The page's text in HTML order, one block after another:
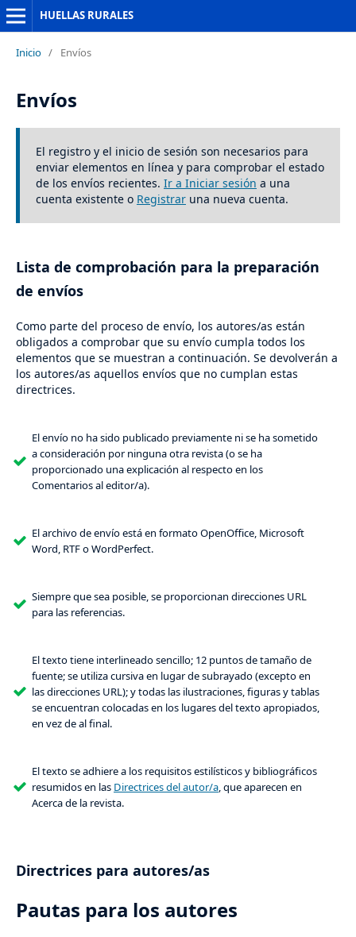
HUELLAS RURALES
Inicio / Envíos
Envíos
El registro y el inicio de sesión son necesarios para
enviar elementos en línea y para comprobar el estado
de los envíos recientes. Ir a Iniciar sesión a una
cuenta existente o Registraruna nueva cuenta.
Lista de comprobación para la preparación
de envíos
Como parte del proceso de envío, los autores/as están
obligados a comprobar que su envío cumpla todos los
elementos que se muestran a continuación. Se devolverán a
los autores/as aquellos envíos que no cumplan estas
directrices.
El envío no ha sido publicado previamente ni se ha sometido
a consideración por ninguna otra revista (o se ha
proporcionado una explicación al respecto en los
Comentarios al editor/a).
El archivo de envío está en formato OpenOffice, Microsoft
Word, RTF o WordPerfect.
Siempre que sea posible, se proporcionan direcciones URL
para las referencias.
El texto tiene interlineado sencillo; 12 puntos de tamaño de
fuente; se utiliza cursiva en lugar de subrayado (excepto en
las direcciones URL); y todas las ilustraciones, figuras y tablas
se encuentran colocadas en los lugares del texto apropiados,
en vez de al final.
El texto se adhiere a los requisitos estilísticos y bibliográficos
resumidos en las Directrices del autor/a, que aparecen en
Acerca de la revista.
Directrices para autores/as
Pautas para los autores